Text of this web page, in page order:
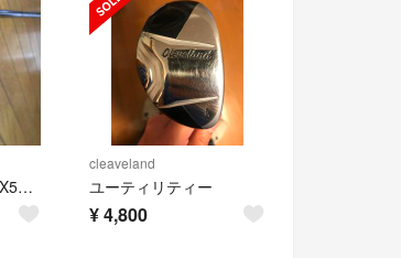
クリーブランド RTX588 48度 美品 最終値下げ
cleaveland
ユーティリティー
¥4,800